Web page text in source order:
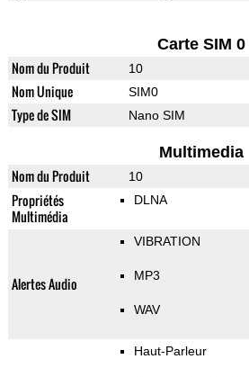
Carte SIM 0
Nom du Produit 10
Nom Unique SIM0
Type de SIM Nano SIM
Multimedia
Nom du Produit 10
Propriétés
Multimédia
DLNA
Alertes Audio
VIBRATION
MP3
WAV
Haut-Parleur